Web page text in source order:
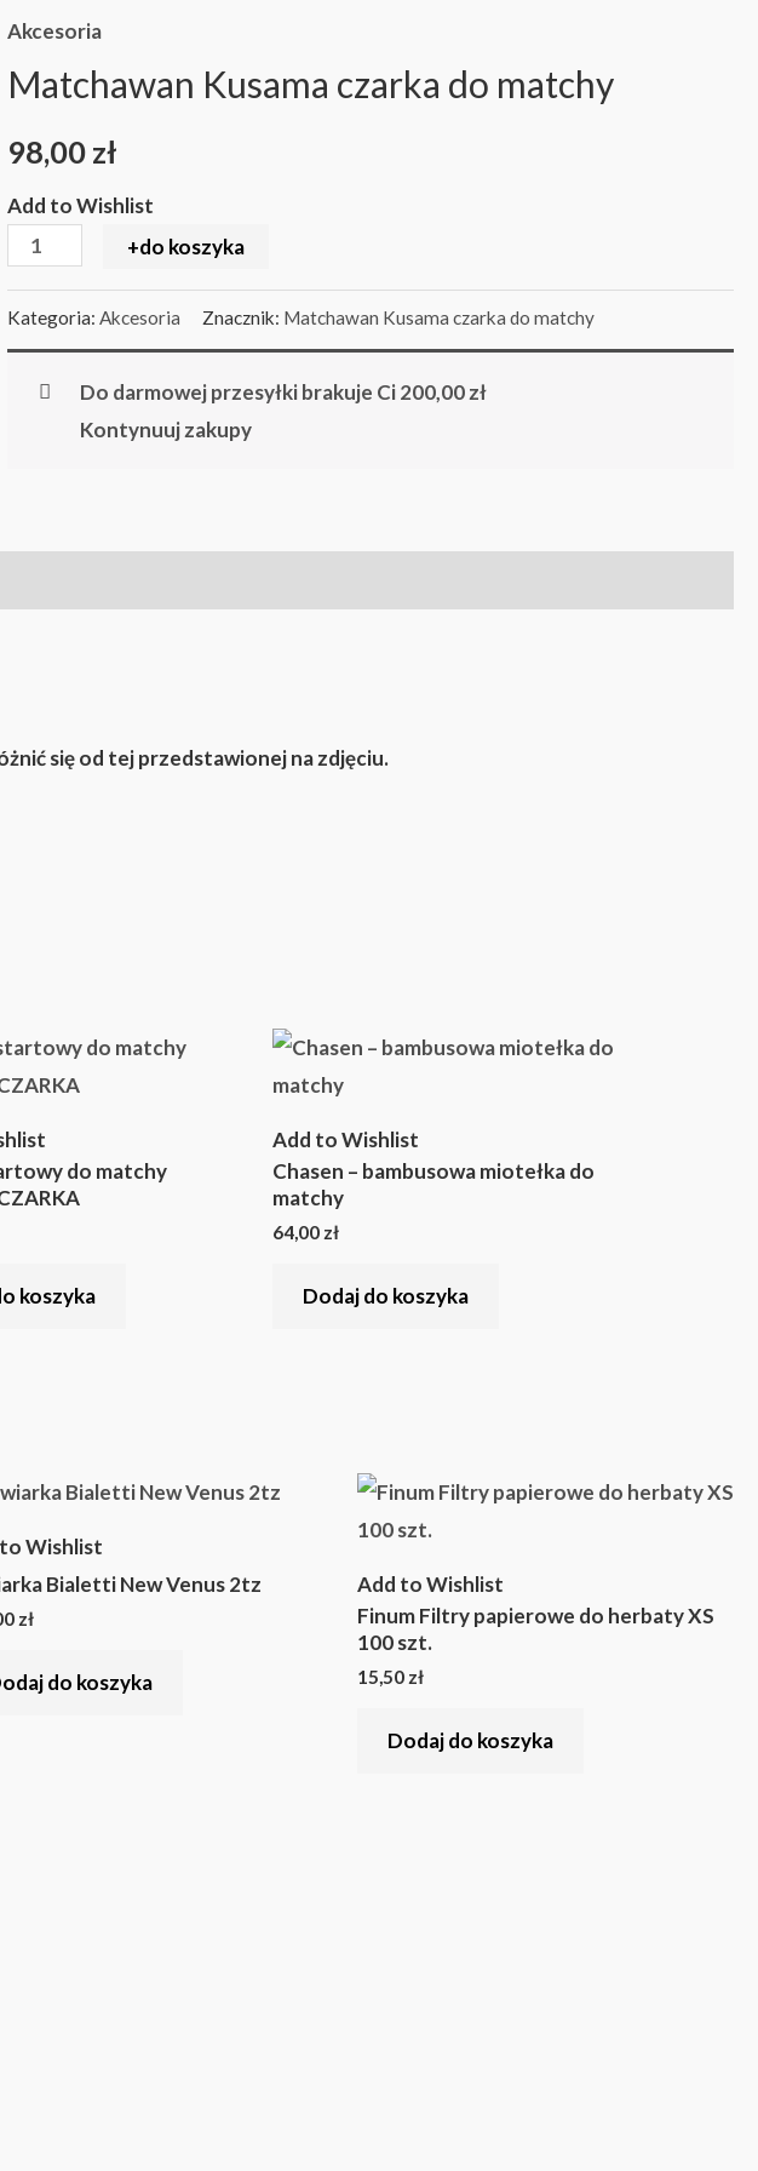
Akcesoria
Matchawan Kusama czarka do matchy
98,00 zł
Add to Wishlist
do
matchy
+do koszyka
Kategoria:Akcesoria Znacznik: Matchawan Kusama czarka do matchy
Do darmowej przesyłki brakuje Ci200,00zł
Kontynuuj zakupy
się od tej przedstawionej na zdjęciu.
do matchy
koszyka
Add to Wishlist
Chasen – bambusowa miotełka do
matchy
64,00 zł
Dodaj do koszyka
Wishlist
Bialetti New Venus 2tz
zł
do koszyka
Add to Wishlist
Finum Filtry papierowe do herbaty XS
100 szt.
15,50 zł
Dodaj do koszyka